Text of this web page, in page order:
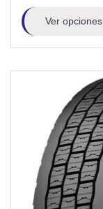
Ver opciones